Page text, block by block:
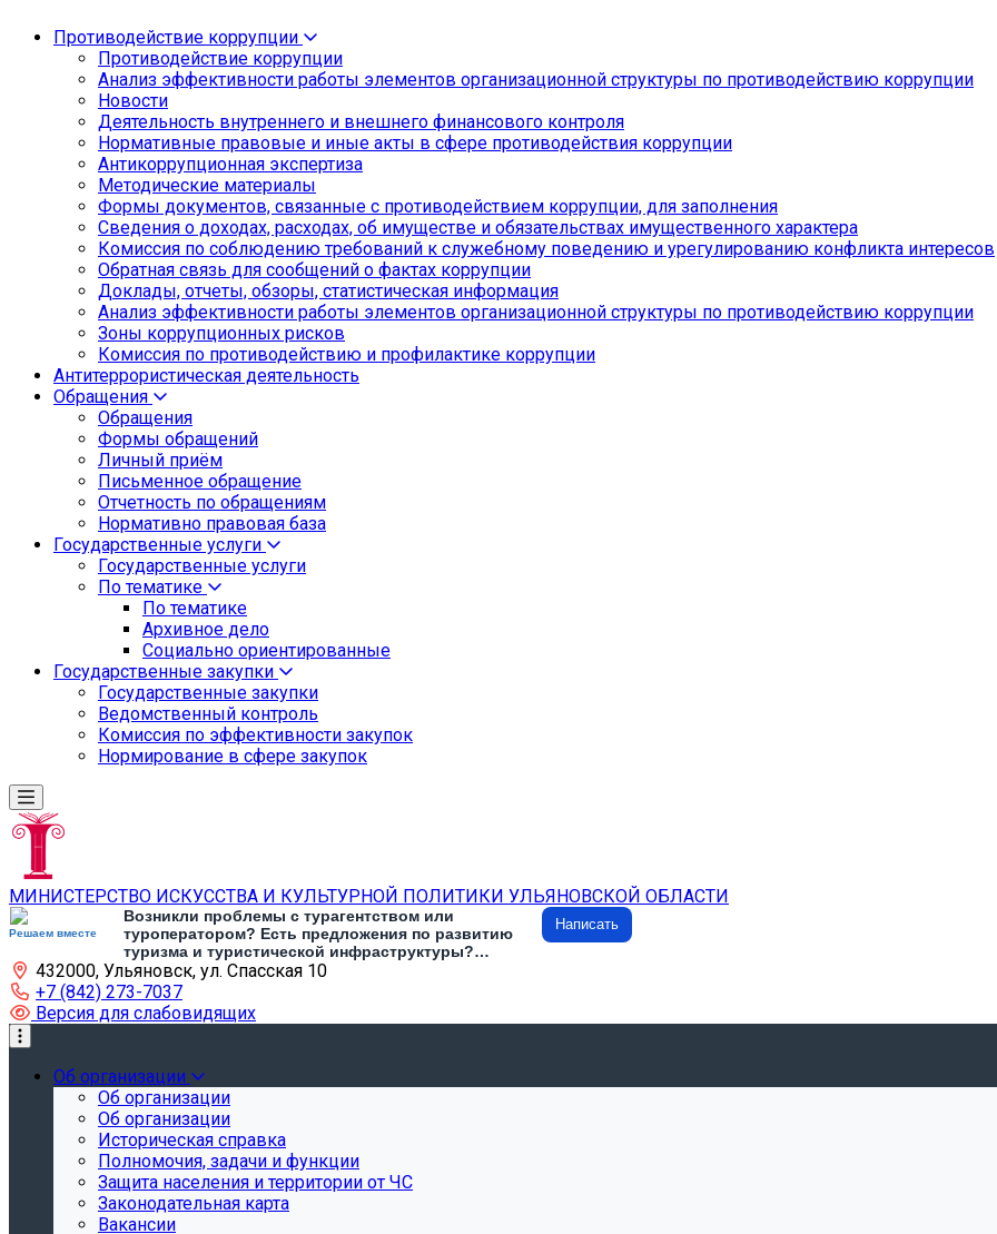
Противодействие коррупции
Противодействие коррупции
Анализ эффективности работы элементов организационной структуры по противодействию коррупции
Новости
Деятельность внутреннего и внешнего финансового контроля
Нормативные правовые и иные акты в сфере противодействия коррупции
Антикоррупционная экспертиза
Методические материалы
Формы документов, связанные с противодействием коррупции, для заполнения
Сведения о доходах, расходах, об имуществе и обязательствах имущественного характера
Комиссия по соблюдению требований к служебному поведению и урегулированию конфликта интересов
Обратная связь для сообщений о фактах коррупции
Доклады, отчеты, обзоры, статистическая информация
Анализ эффективности работы элементов организационной структуры по противодействию коррупции
Зоны коррупционных рисков
Комиссия по противодействию и профилактике коррупции
Антитеррористическая деятельность
Обращения
Обращения
Формы обращений
Личный приём
Письменное обращение
Отчетность по обращениям
Нормативно правовая база
Государственные услуги
Государственные услуги
По тематике
По тематике
Архивное дело
Социально ориентированные
Государственные закупки
Государственные закупки
Ведомственный контроль
Комиссия по эффективности закупок
Нормирование в сфере закупок
МИНИСТЕРСТВО ИСКУССТВА И КУЛЬТУРНОЙ ПОЛИТИКИ УЛЬЯНОВСКОЙ ОБЛАСТИ
Решаем вместе
Возникли проблемы с турагентством или
туроператором? Есть предложения по развитию
туризма и туристической инфраструктуры?
Напишите об этом
Написать
432000, Ульяновск, ул. Спасская 10
+7 (842) 273-7037
Версия для слабовидящих
Об организации
Об организации
Об организации
Историческая справка
Полномочия, задачи и функции
Защита населения и территории от ЧС
Законодательная карта
Вакансии